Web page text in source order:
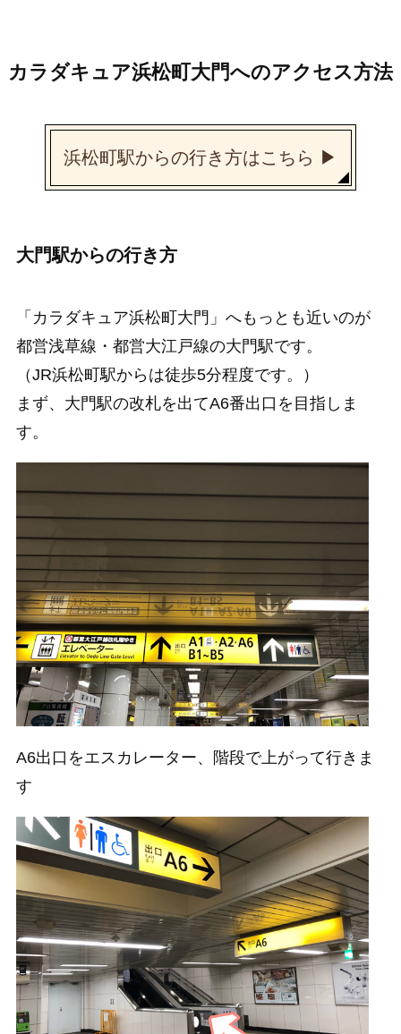
カラダキュア浜松町大門へのアクセス方法
浜松町駅からの行き方はこちら ▶︎
大門駅からの行き方
「カラダキュア浜松町大門」へもっとも近いのが
都営浅草線・都営大江戸線の大門駅です。
（JR浜松町駅からは徒歩5分程度です。）
まず、大門駅の改札を出てA6番出口を目指しま
す。
A6出口をエスカレーター、階段で上がって行きま
す